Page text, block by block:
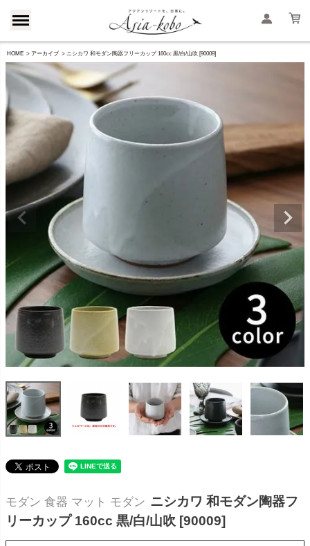
HOME アーカイブ ニシカワ 和モダン陶器フリーカップ 160cc 黒/白/山吹 [90009]
モダン 食器 マット モダン ニシカワ 和モダン陶器フ
リーカップ 160cc 黒/白/山吹 [90009]